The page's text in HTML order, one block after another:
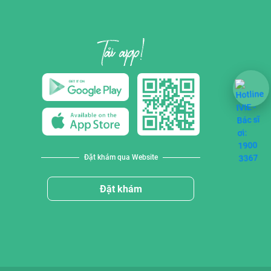
Đặt khám qua Website
Đặt khám